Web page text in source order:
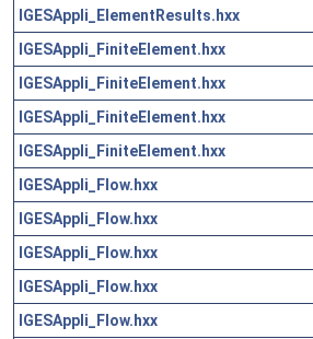
IGESAppli_ElementResults.hxx
IGESAppli_FiniteElement.hxx
IGESAppli_FiniteElement.hxx
IGESAppli_FiniteElement.hxx
IGESAppli_FiniteElement.hxx
IGESAppli_Flow.hxx
IGESAppli_Flow.hxx
IGESAppli_Flow.hxx
IGESAppli_Flow.hxx
IGESAppli_Flow.hxx